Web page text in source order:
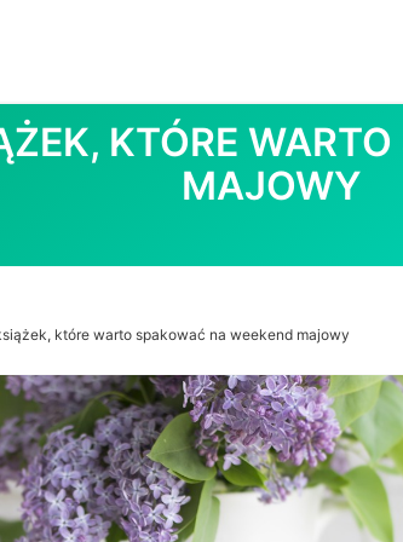
KTÓRE
MAJOWY
które warto spakować na weekend majowy